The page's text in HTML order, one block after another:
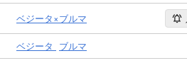
ベジータ×ブルマ
ベジータ ブルマ